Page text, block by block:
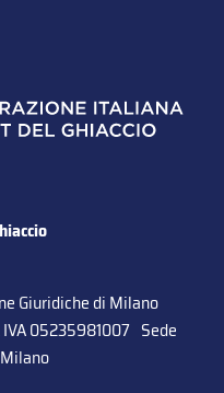
Giuridiche di Milano
IVA 05235981007 Sede